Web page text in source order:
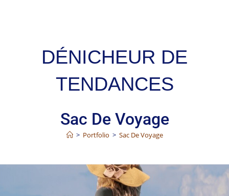
Sac De Voyage
> Portfolio > Sac De Voyage